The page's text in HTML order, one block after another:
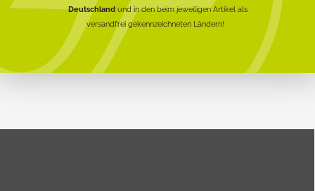
Deutschlandund in den beim jeweiligen Artikel als
versandfrei gekennzeichneten Ländern!